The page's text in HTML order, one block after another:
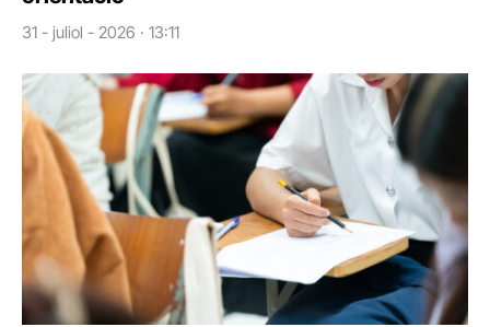
31 - juliol - 2026 · 13:11